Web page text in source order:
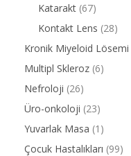
Katarakt (67)
Kontakt Lens (28)
Kronik Miyeloid Lösemi
Multipl Skleroz (6)
Nefroloji (26)
Üro-onkoloji (23)
Yuvarlak Masa (1)
Çocuk Hastalıkları (99)